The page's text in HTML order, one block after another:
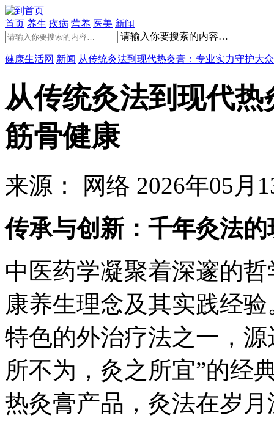
首页 养生 疾病 营养 医美 新闻
请输入你要搜索的内容…
健康生活网 新闻 从传统灸法到现代热灸膏：专业实力守护大
从传统灸法到现代
筋骨健康
来源： 网络 2026年05月
传承与创新：千年灸法
中医药学凝聚着深邃的
康养生理念及其实践经
特色的外治疗法之一，
所不为，灸之所宜”的经
热灸膏产品，灸法在岁